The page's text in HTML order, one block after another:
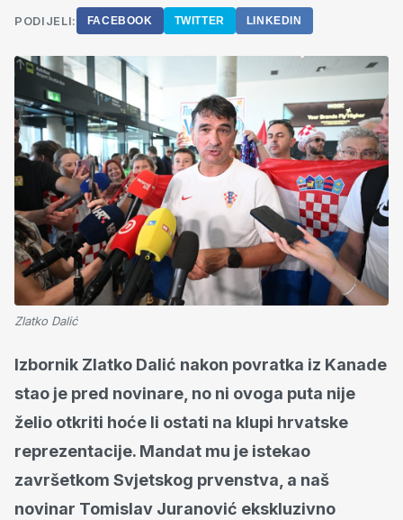
PODIJELI: FACEBOOK TWITTER LINKEDIN
Zlatko Dalić
Izbornik Zlatko Dalić nakon povratka iz Kanade
stao je pred novinare, no ni ovoga puta nije
želio otkriti hoće li ostati na klupi hrvatske
reprezentacije. Mandat mu je istekao
završetkom Svjetskog prvenstva, a naš
novinar Tomislav Juranović ekskluzivno